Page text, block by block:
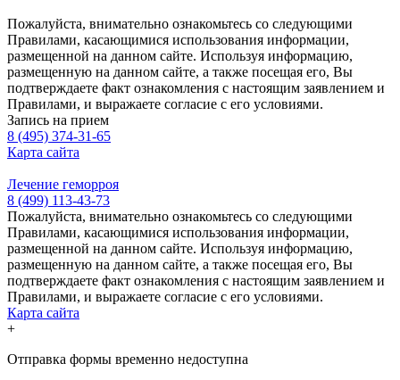
Пожалуйста, внимательно ознакомьтесь со следующими
Правилами, касающимися использования информации,
размещенной на данном сайте. Используя информацию,
размещенную на данном сайте, а также посещая его, Вы
подтверждаете факт ознакомления с настоящим заявлением и
Правилами, и выражаете согласие с его условиями.
Запись на прием
8 (495) 374-31-65
Карта сайта
Лечение геморроя
8 (499) 113-43-73
Пожалуйста, внимательно ознакомьтесь со следующими
Правилами, касающимися использования информации,
размещенной на данном сайте. Используя информацию,
размещенную на данном сайте, а также посещая его, Вы
подтверждаете факт ознакомления с настоящим заявлением и
Правилами, и выражаете согласие с его условиями.
Карта сайта
+
Отправка формы временно недоступна